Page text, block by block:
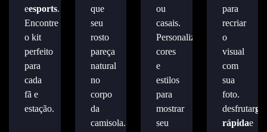
eesports.
Encontre
o kit
perfeito
para
cada
fã e
estação.
que
seu
rosto
pareça
natural
no
corpo
da
camisola.
ou
casais.
Personalize
cores
e
estilos
para
mostrar
seu
para
recriar
o
visual
com
sua
foto.
desfrutar
rápidae